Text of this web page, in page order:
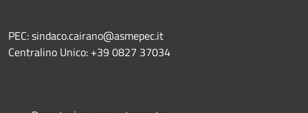
PEC: sindaco.cairano@asmepec.it
Centralino Unico: +39 0827 37034